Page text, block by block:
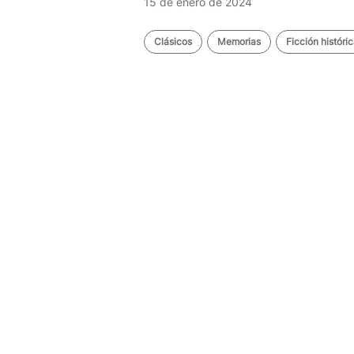
Clásicos Memorias Ficción